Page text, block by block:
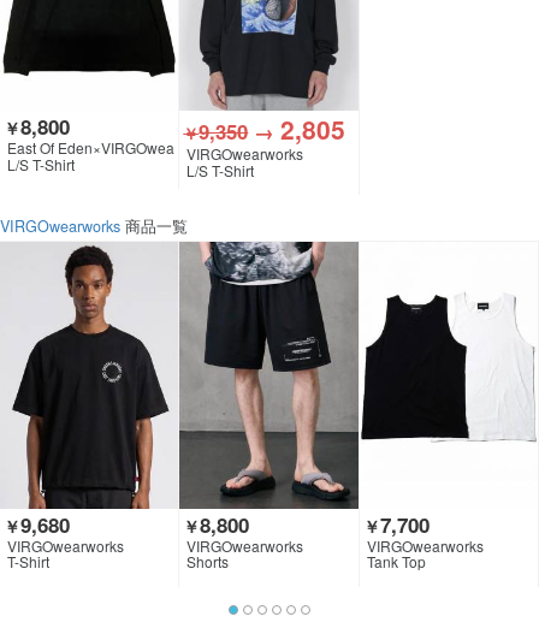
￥8,800
East Of Eden×VIRGOwea
rworks×GEKIROCK CLOT
L/S T-Shirt
￥9,350→2,805
VIRGOwearworks
L/S T-Shirt
VIRGOwearworks 商品一覧
￥9,680
VIRGOwearworks
T-Shirt
￥8,800
VIRGOwearworks
Shorts
￥7,700
VIRGOwearworks
Tank Top